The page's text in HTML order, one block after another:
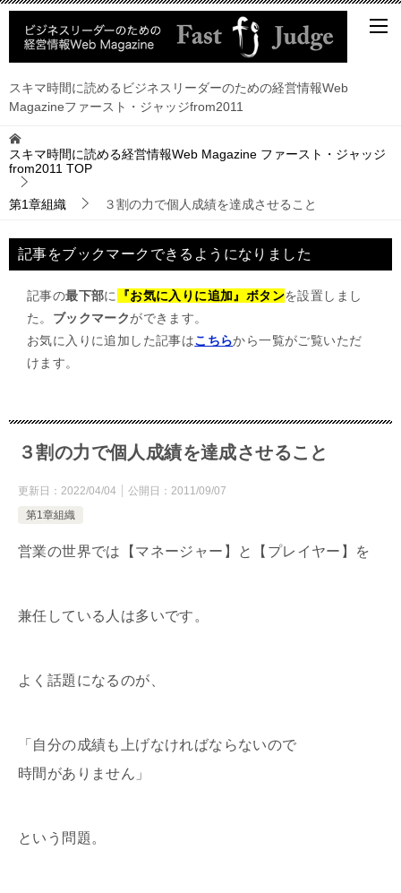
スキマ時間に読めるビジネスリーダーのための経営情報Web
Magazineファースト・ジャッジfrom2011
スキマ時間に読める経営情報Web Magazine ファースト・ジャッジ
from2011 TOP
第1章組織 ３割の力で個人成績を達成させること
記事をブックマークできるようになりました
記事の最下部に 『お気に入りに追加』ボタンを設置しまし
た。 ブックマークができます。
お気に入りに追加した記事はこちらから一覧がご覧いただ
けます。
３割の力で個人成績を達成させること
更新日： 2022/04/04 公開日： 2011/09/07
第1章組織
営業の世界では【マネージャー】と【プレイヤー】を
兼任している人は多いです。
よく話題になるのが、
「自分の成績も上げなければならないので
時間がありません」
という問題。